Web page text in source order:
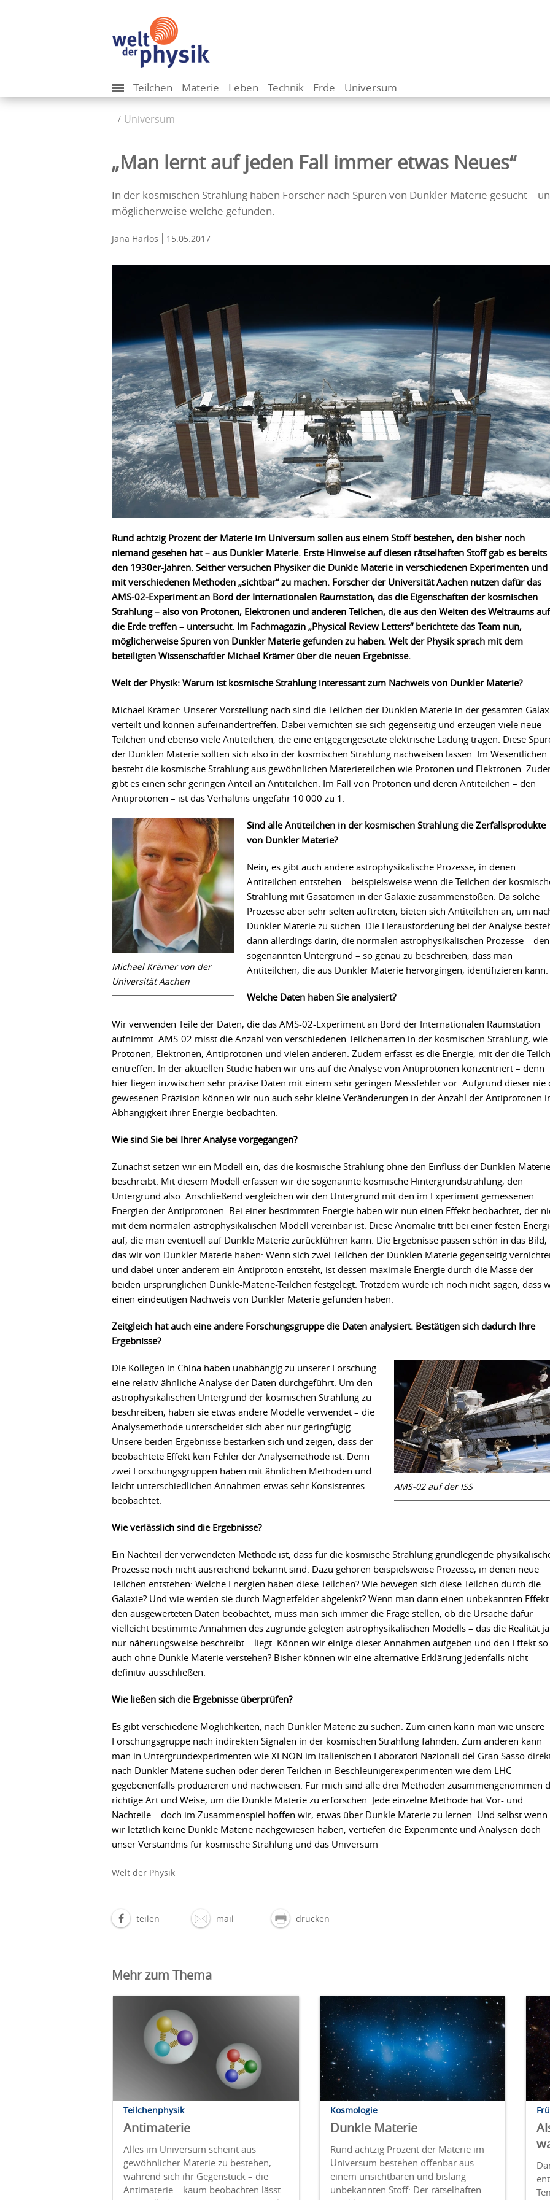
Teilchen Materie Leben Technik Erde Universum
Universum
„Man lernt auf jeden Fall immer etwas Neues“
In der kosmischen Strahlung haben Forscher nach Spuren von Dunkler Materie gesucht –
möglicherweise welche gefunden.
Jana Harlos 15.05.2017
Rund achtzig Prozent der Materie im Universum sollen aus einem Stoff bestehen, den bisher noch
niemand gesehen hat – aus Dunkler Materie. Erste Hinweise auf diesen rätselhaften Stoff gab es bereits
den 1930er-Jahren. Seither versuchen Physiker die Dunkle Materie in verschiedenen Experimenten und
mit verschiedenen Methoden „sichtbar“ zu machen. Forscher der Universität Aachen nutzen dafür das
AMS-02-Experiment an Bord der Internationalen Raumstation, das die Eigenschaften der kosmischen
Strahlung – also von Protonen, Elektronen und anderen Teilchen, die aus den Weiten des Weltraums auf
die Erde treffen – untersucht. Im Fachmagazin „Physical Review Letters“ berichtete das Team nun,
möglicherweise Spuren von Dunkler Materie gefunden zu haben. Welt der Physik sprach mit dem
beteiligten Wissenschaftler Michael Krämer über die neuen Ergebnisse.
Welt der Physik: Warum ist kosmische Strahlung interessant zum Nachweis von Dunkler Materie?
Michael Krämer: Unserer Vorstellung nach sind die Teilchen der Dunklen Materie in der gesamten
verteilt und können aufeinandertreffen. Dabei vernichten sie sich gegenseitig und erzeugen viele neue
Teilchen und ebenso viele Antiteilchen, die eine entgegengesetzte elektrische Ladung tragen. Diese
der Dunklen Materie sollten sich also in der kosmischen Strahlung nachweisen lassen. Im Wesentlichen
besteht die kosmische Strahlung aus gewöhnlichen Materieteilchen wie Protonen und Elektronen.
gibt es einen sehr geringen Anteil an Antiteilchen. Im Fall von Protonen und deren Antiteilchen – den
Antiprotonen – ist das Verhältnis ungefähr 10 000 zu 1.
Michael Krämer von der
Universität Aachen
Sind alle Antiteilchen in der kosmischen Strahlung die Zerfallsprodukte
von Dunkler Materie?
Nein, es gibt auch andere astrophysikalische Prozesse, in denen
Antiteilchen entstehen – beispielsweise wenn die Teilchen der
Strahlung mit Gasatomen in der Galaxie zusammenstoßen. Da solche
Prozesse aber sehr selten auftreten, bieten sich Antiteilchen an, um
Dunkler Materie zu suchen. Die Herausforderung bei der Analyse
dann allerdings darin, die normalen astrophysikalischen Prozesse – den
sogenannten Untergrund – so genau zu beschreiben, dass man
Antiteilchen, die aus Dunkler Materie hervorgingen, identifizieren kann.
Welche Daten haben Sie analysiert?
Wir verwenden Teile der Daten, die das AMS-02-Experiment an Bord der Internationalen Raumstation
aufnimmt. AMS-02 misst die Anzahl von verschiedenen Teilchenarten in der kosmischen Strahlung, wie
Protonen, Elektronen, Antiprotonen und vielen anderen. Zudem erfasst es die Energie, mit der die
eintreffen. In der aktuellen Studie haben wir uns auf die Analyse von Antiprotonen konzentriert – denn
hier liegen inzwischen sehr präzise Daten mit einem sehr geringen Messfehler vor. Aufgrund dieser nie
gewesenen Präzision können wir nun auch sehr kleine Veränderungen in der Anzahl der Antiprotonen
Abhängigkeit ihrer Energie beobachten.
Wie sind Sie bei Ihrer Analyse vorgegangen?
Zunächst setzen wir ein Modell ein, das die kosmische Strahlung ohne den Einfluss der Dunklen Materie
beschreibt. Mit diesem Modell erfassen wir die sogenannte kosmische Hintergrundstrahlung, den
Untergrund also. Anschließend vergleichen wir den Untergrund mit den im Experiment gemessenen
Energien der Antiprotonen. Bei einer bestimmten Energie haben wir nun einen Effekt beobachtet, der
mit dem normalen astrophysikalischen Modell vereinbar ist. Diese Anomalie tritt bei einer festen
auf, die man eventuell auf Dunkle Materie zurückführen kann. Die Ergebnisse passen schön in das Bild,
das wir von Dunkler Materie haben: Wenn sich zwei Teilchen der Dunklen Materie gegenseitig
und dabei unter anderem ein Antiproton entsteht, ist dessen maximale Energie durch die Masse der
beiden ursprünglichen Dunkle-Materie-Teilchen festgelegt. Trotzdem würde ich noch nicht sagen, dass
einen eindeutigen Nachweis von Dunkler Materie gefunden haben.
Zeitgleich hat auch eine andere Forschungsgruppe die Daten analysiert. Bestätigen sich dadurch Ihre
Ergebnisse?
AMS-02 auf der ISS
Die Kollegen in China haben unabhängig zu unserer Forschung
eine relativ ähnliche Analyse der Daten durchgeführt. Um den
astrophysikalischen Untergrund der kosmischen Strahlung zu
beschreiben, haben sie etwas andere Modelle verwendet – die
Analysemethode unterscheidet sich aber nur geringfügig.
Unsere beiden Ergebnisse bestärken sich und zeigen, dass der
beobachtete Effekt kein Fehler der Analysemethode ist. Denn
zwei Forschungsgruppen haben mit ähnlichen Methoden und
leicht unterschiedlichen Annahmen etwas sehr Konsistentes
beobachtet.
Wie verlässlich sind die Ergebnisse?
Ein Nachteil der verwendeten Methode ist, dass für die kosmische Strahlung grundlegende
Prozesse noch nicht ausreichend bekannt sind. Dazu gehören beispielsweise Prozesse, in denen neue
Teilchen entstehen: Welche Energien haben diese Teilchen? Wie bewegen sich diese Teilchen durch die
Galaxie? Und wie werden sie durch Magnetfelder abgelenkt? Wenn man dann einen unbekannten
den ausgewerteten Daten beobachtet, muss man sich immer die Frage stellen, ob die Ursache dafür
vielleicht bestimmte Annahmen des zugrunde gelegten astrophysikalischen Modells – das die Realität ja
nur näherungsweise beschreibt – liegt. Können wir einige dieser Annahmen aufgeben und den Effekt so
auch ohne Dunkle Materie verstehen? Bisher können wir eine alternative Erklärung jedenfalls nicht
definitiv ausschließen.
Wie ließen sich die Ergebnisse überprüfen?
Es gibt verschiedene Möglichkeiten, nach Dunkler Materie zu suchen. Zum einen kann man wie unsere
Forschungsgruppe nach indirekten Signalen in der kosmischen Strahlung fahnden. Zum anderen kann
man in Untergrundexperimenten wie XENON im italienischen Laboratori Nazionali del Gran Sasso
nach Dunkler Materie suchen oder deren Teilchen in Beschleunigerexperimenten wie dem LHC
gegebenenfalls produzieren und nachweisen. Für mich sind alle drei Methoden zusammengenommen
richtige Art und Weise, um die Dunkle Materie zu erforschen. Jede einzelne Methode hat Vor- und
Nachteile – doch im Zusammenspiel hoffen wir, etwas über Dunkle Materie zu lernen. Und selbst wenn
wir letztlich keine Dunkle Materie nachgewiesen haben, vertiefen die Experimente und Analysen doch
unser Verständnis für kosmische Strahlung und das Universum
Welt der Physik
teilen mail drucken
Mehr zum Thema
Teilchenphysik
Antimaterie
Alles im Universum scheint aus
gewöhnlicher Materie zu bestehen,
während sich ihr Gegenstück – die
Antimaterie – kaum beobachten lässt.
Kosmologie
Dunkle Materie
Rund achtzig Prozent der Materie im
Universum bestehen offenbar aus
einem unsichtbaren und bislang
unbekannten Stoff: Der rätselhaften